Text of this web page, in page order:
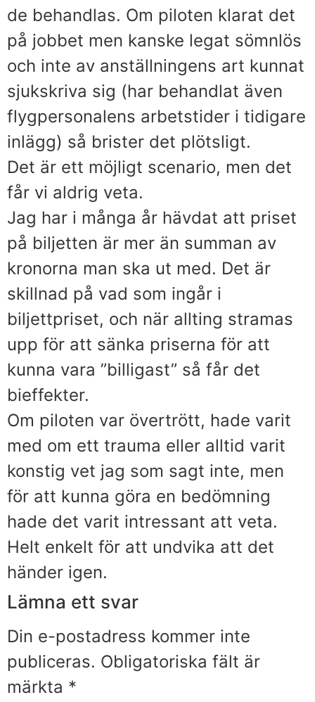
de behandlas. Om piloten klarat det
på jobbet men kanske legat sömnlös
och inte av anställningens art kunnat
sjukskriva sig (har behandlat även
flygpersonalens arbetstider i tidigare
inlägg) så brister det plötsligt.
Det är ett möjligt scenario, men det
får vi aldrig veta.
Jag har i många år hävdat att priset
på biljetten är mer än summan av
kronorna man ska ut med. Det är
skillnad på vad som ingår i
biljettpriset, och när allting stramas
upp för att sänka priserna för att
kunna vara ”billigast” så får det
bieffekter.
Om piloten var övertrött, hade varit
med om ett trauma eller alltid varit
konstig vet jag som sagt inte, men
för att kunna göra en bedömning
hade det varit intressant att veta.
Helt enkelt för att undvika att det
händer igen.
Lämna ett svar
Din e-postadress kommer inte
publiceras. Obligatoriska fält är
märkta *